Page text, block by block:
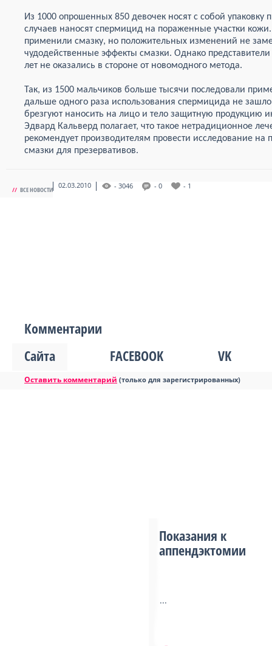
Из 1000 опрошенных 850 девочек носят с собой
случаев наносят спермицид на пораженные участки
применили смазку, но положительных изменений не
чудодейственные эффекты смазки. Однако представители
лет не оказались в стороне от новомодного метода.
Так, из 1500 мальчиков больше тысячи последовали
дальше одного раза использования спермицида не
брезгуют наносить на лицо и тело защитную продукцию
Эдвард Кальверд полагает, что такое нетрадиционное
рекомендует производителям провести исследование на
смазки для презервативов.
// ВСЕ НОВОСТИ 02.03.2010 - 3046 - 0 - 1
Комментарии
Сайта
FACEBOOK VK
Оставить комментарий (только для зарегистрированных)
Показания к
аппендэктомии
...